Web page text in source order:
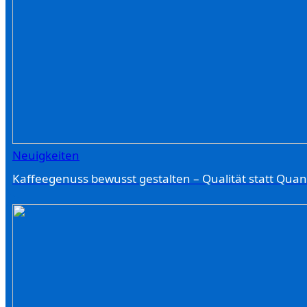
Neuigkeiten
Kaffeegenuss bewusst gestalten – Qualität statt